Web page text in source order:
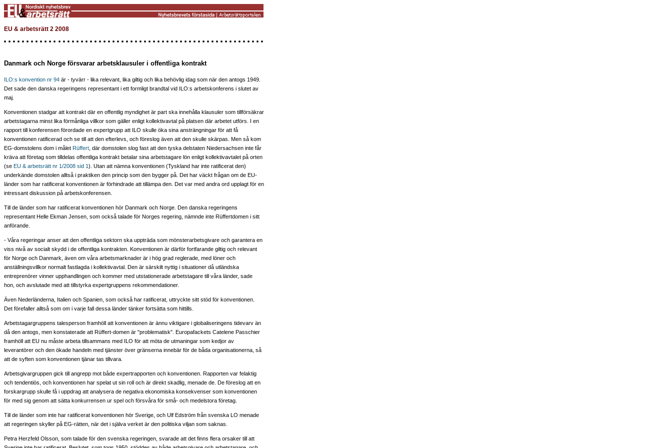
EU & arbetsrätt 2 2008
Danmark och Norge försvarar arbetsklausuler i offentliga kontrakt
ILO:s konvention nr 94 är - tyvärr - lika relevant, lika giltig och lika behövlig idag som när den antogs 1949.
Det sade den danska regeringens representant i ett formligt brandtal vid ILO:s arbetskonferens i slutet av
maj.
Konventionen stadgar att kontrakt där en offentlig myndighet är part ska innehålla klausuler som tillförsäkrar
arbetstagarna minst lika förmånliga villkor som gäller enligt kollektivavtal på platsen där arbetet utförs. I en
rapport till konferensen förordade en expertgrupp att ILO skulle öka sina ansträngningar för att få
konventionen ratificerad och se till att den efterlevs, och föreslog även att den skulle skärpas. Men så kom
EG-domstolens dom i målet Rüffert , där domstolen slog fast att den tyska delstaten Niedersachsen inte får
kräva att företag som tilldelas offentliga kontrakt betalar sina arbetstagare lön enligt kollektivavtalet på orten
(se EU & arbetsrätt nr 1/2008 sid 1). Utan att nämna konventionen (Tyskland har inte ratificerat den)
underkände domstolen alltså i praktiken den princip som den bygger på. Det har väckt frågan om de EU-
länder som har ratificerat konventionen är förhindrade att tillämpa den. Det var med andra ord upplagt för en
intressant diskussion på arbetskonferensen.
Till de länder som har ratificerat konventionen hör Danmark och Norge. Den danska regeringens
representant Helle Ekman Jensen, som också talade för Norges regering, nämnde inte Rüffertdomen i sitt
anförande.
- Våra regeringar anser att den offentliga sektorn ska uppträda som mönsterarbetsgivare och garantera en
viss nivå av socialt skydd i de offentliga kontrakten. Konventionen är därför fortfarande giltig och relevant
för Norge och Danmark, även om våra arbetsmarknader är i hög grad reglerade, med löner och
anställningsvillkor normalt fastlagda i kollektivavtal. Den är särskilt nyttig i situationer då utländska
entreprenörer vinner upphandlingen och kommer med utstationerade arbetstagare till våra länder, sade
hon, och avslutade med att tillstyrka expertgruppens rekommendationer.
Även Nederländerna, Italien och Spanien, som också har ratificerat, uttryckte sitt stöd för konventionen.
Det förefaller alltså som om i varje fall dessa länder tänker fortsätta som hittills.
Arbetstagargruppens talesperson framhöll att konventionen är ännu viktigare i globaliseringens tidevarv än
då den antogs, men konstaterade att Rüffert-domen är "problematisk". Europafackets Catelene Passchier
framhöll att EU nu måste arbeta tillsammans med ILO för att möta de utmaningar som kedjor av
leverantörer och den ökade handeln med tjänster över gränserna innebär för de båda organisationerna, så
att de syften som konventionen tjänar tas tillvara.
Arbetsgivargruppen gick till angrepp mot både expertrapporten och konventionen. Rapporten var felaktig
och tendentiös, och konventionen har spelat ut sin roll och är direkt skadlig, menade de. De föreslog att en
forskargrupp skulle få i uppdrag att analysera de negativa ekonomiska konsekvenser som konventionen
för med sig genom att sätta konkurrensen ur spel och försvåra för små- och medelstora företag.
Till de länder som inte har ratificerat konventionen hör Sverige, och Ulf Edström från svenska LO menade
att regeringen skyller på EG-rätten, när det i själva verket är den politiska viljan som saknas.
Petra Herzfeld Olsson, som talade för den svenska regeringen, svarade att det finns flera orsaker till att